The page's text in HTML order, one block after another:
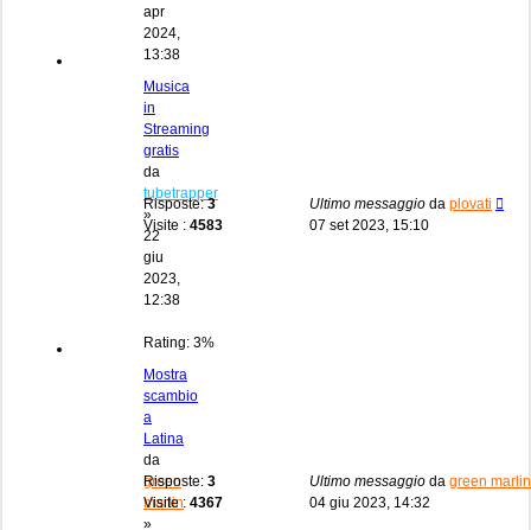
apr
2024,
13:38
Musica
in
Streaming
gratis
da
tubetrapper
»
22
giu
2023,
12:38
Rating: 3%
Risposte:3
Visite : 4583
Ultimo messaggio da plovati
07 set 2023, 15:10
Mostra
scambio
a
Latina
da
green
marlin
»
Risposte: 3
Visite : 4367
Ultimo messaggio da green marlin
04 giu 2023, 14:32